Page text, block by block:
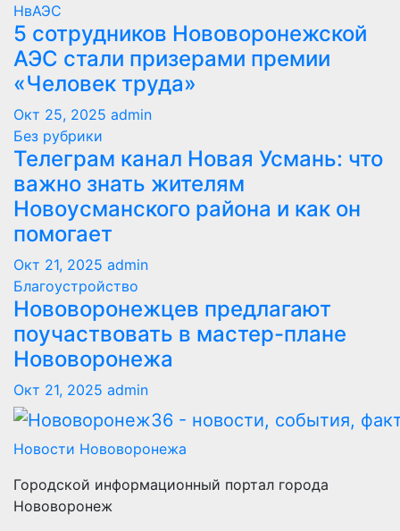
НвАЭС
5 сотрудников Нововоронежской
АЭС стали призерами премии
«Человек труда»
Окт 25, 2025 admin
Без рубрики
Телеграм канал Новая Усмань: что
важно знать жителям
Новоусманского района и как он
помогает
Окт 21, 2025 admin
Благоустройство
Нововоронежцев предлагают
поучаствовать в мастер-плане
Нововоронежа
Окт 21, 2025 admin
Новости Нововоронежа
Городской информационный портал города
Нововоронеж